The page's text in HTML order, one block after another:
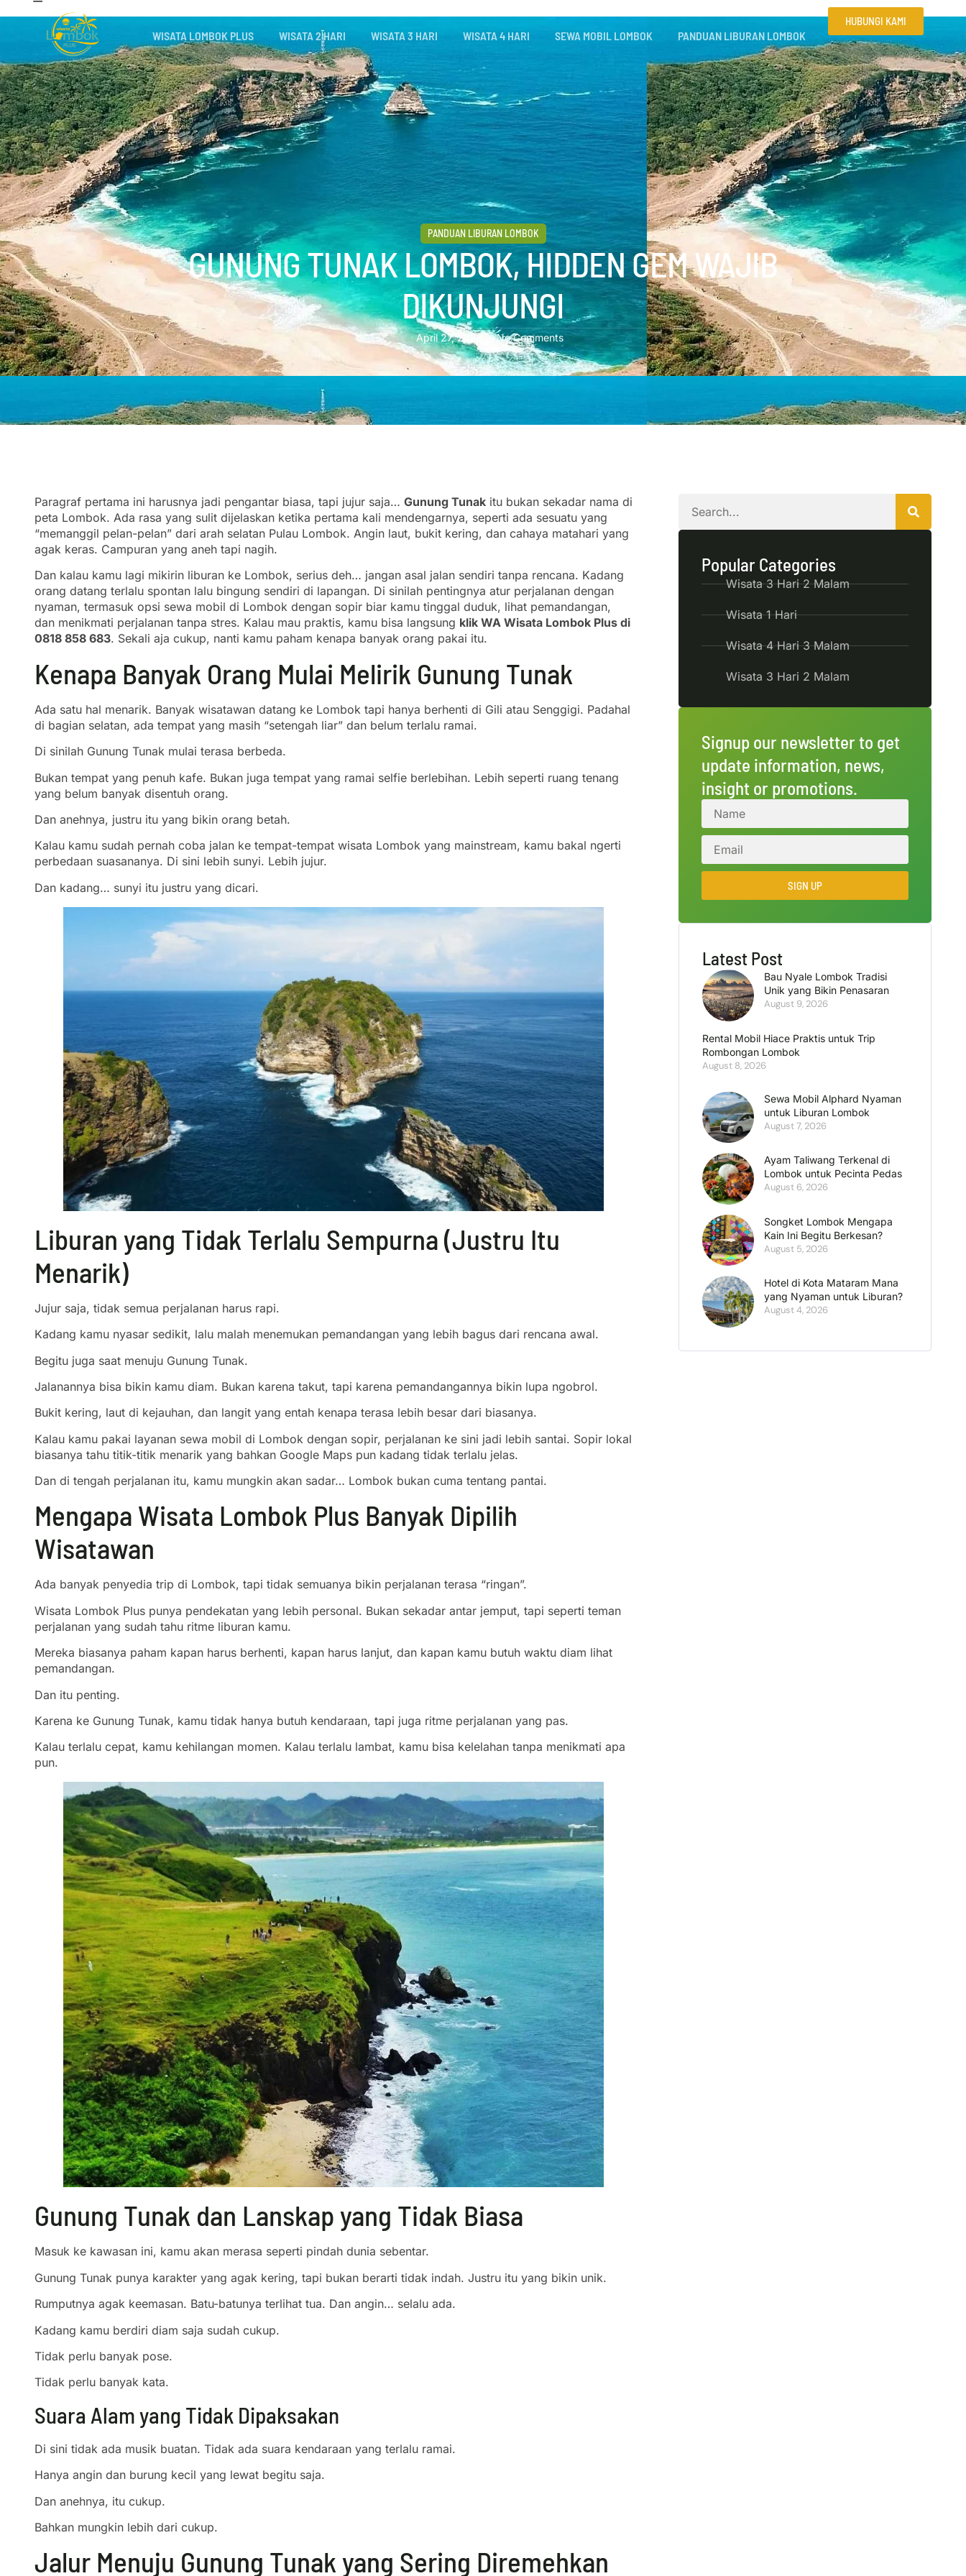
WISATA LOMBOK PLUS WISATA 2 HARI WISATA 3 HARI WISATA 4 HARI SEWA MOBIL LOMBOK PANDUAN LIBURAN LOMBOK
HUBUNGI KAMI
PANDUAN LIBURAN LOMBOK
GUNUNG TUNAK LOMBOK, HIDDEN GEM WAJIB
DIKUNJUNGI
April 27, 2026 No Comments
Paragraf pertama ini harusnya jadi pengantar biasa, tapi jujur saja… Gunung Tunak itu bukan sekadar nama di
peta Lombok. Ada rasa yang sulit dijelaskan ketika pertama kali mendengarnya, seperti ada sesuatu yang
“memanggil pelan-pelan” dari arah selatan Pulau Lombok. Angin laut, bukit kering, dan cahaya matahari yang
agak keras. Campuran yang aneh tapi nagih.
Dan kalau kamu lagi mikirin liburan ke Lombok, serius deh… jangan asal jalan sendiri tanpa rencana. Kadang
orang datang terlalu spontan lalu bingung sendiri di lapangan. Di sinilah pentingnya atur perjalanan dengan
nyaman, termasuk opsi sewa mobil di Lombok dengan sopir biar kamu tinggal duduk, lihat pemandangan,
dan menikmati perjalanan tanpa stres. Kalau mau praktis, kamu bisa langsung klik WA Wisata Lombok Plus di
0818 858 683. Sekali aja cukup, nanti kamu paham kenapa banyak orang pakai itu.
Kenapa Banyak Orang Mulai Melirik Gunung Tunak
Ada satu hal menarik. Banyak wisatawan datang ke Lombok tapi hanya berhenti di Gili atau Senggigi. Padahal
di bagian selatan, ada tempat yang masih “setengah liar” dan belum terlalu ramai.
Di sinilah Gunung Tunak mulai terasa berbeda.
Bukan tempat yang penuh kafe. Bukan juga tempat yang ramai selfie berlebihan. Lebih seperti ruang tenang
yang belum banyak disentuh orang.
Dan anehnya, justru itu yang bikin orang betah.
Kalau kamu sudah pernah coba jalan ke tempat-tempat wisata Lombok yang mainstream, kamu bakal ngerti
perbedaan suasananya. Di sini lebih sunyi. Lebih jujur.
Dan kadang… sunyi itu justru yang dicari.
Liburan yang Tidak Terlalu Sempurna (Justru Itu
Menarik)
Jujur saja, tidak semua perjalanan harus rapi.
Kadang kamu nyasar sedikit, lalu malah menemukan pemandangan yang lebih bagus dari rencana awal.
Begitu juga saat menuju Gunung Tunak.
Jalanannya bisa bikin kamu diam. Bukan karena takut, tapi karena pemandangannya bikin lupa ngobrol.
Bukit kering, laut di kejauhan, dan langit yang entah kenapa terasa lebih besar dari biasanya.
Kalau kamu pakai layanan sewa mobil di Lombok dengan sopir, perjalanan ke sini jadi lebih santai. Sopir lokal
biasanya tahu titik-titik menarik yang bahkan Google Maps pun kadang tidak terlalu jelas.
Dan di tengah perjalanan itu, kamu mungkin akan sadar… Lombok bukan cuma tentang pantai.
Mengapa Wisata Lombok Plus Banyak Dipilih
Wisatawan
Ada banyak penyedia trip di Lombok, tapi tidak semuanya bikin perjalanan terasa “ringan”.
Wisata Lombok Plus punya pendekatan yang lebih personal. Bukan sekadar antar jemput, tapi seperti teman
perjalanan yang sudah tahu ritme liburan kamu.
Mereka biasanya paham kapan harus berhenti, kapan harus lanjut, dan kapan kamu butuh waktu diam lihat
pemandangan.
Dan itu penting.
Karena ke Gunung Tunak, kamu tidak hanya butuh kendaraan, tapi juga ritme perjalanan yang pas.
Kalau terlalu cepat, kamu kehilangan momen. Kalau terlalu lambat, kamu bisa kelelahan tanpa menikmati apa
pun.
Gunung Tunak dan Lanskap yang Tidak Biasa
Masuk ke kawasan ini, kamu akan merasa seperti pindah dunia sebentar.
Gunung Tunak punya karakter yang agak kering, tapi bukan berarti tidak indah. Justru itu yang bikin unik.
Rumputnya agak keemasan. Batu-batunya terlihat tua. Dan angin… selalu ada.
Kadang kamu berdiri diam saja sudah cukup.
Tidak perlu banyak pose.
Tidak perlu banyak kata.
Suara Alam yang Tidak Dipaksakan
Di sini tidak ada musik buatan. Tidak ada suara kendaraan yang terlalu ramai.
Hanya angin dan burung kecil yang lewat begitu saja.
Dan anehnya, itu cukup.
Bahkan mungkin lebih dari cukup.
Jalur Menuju Gunung Tunak yang Sering Diremehkan
Popular Categories
Wisata 3 Hari 2 Malam
Wisata 1 Hari
Wisata 4 Hari 3 Malam
Wisata 3 Hari 2 Malam
Signup our newsletter to get
update information, news,
insight or promotions.
SIGN UP
Latest Post
Bau Nyale Lombok Tradisi
Unik yang Bikin Penasaran
August 9, 2026
Rental Mobil Hiace Praktis untuk Trip
Rombongan Lombok
August 8, 2026
Sewa Mobil Alphard Nyaman
untuk Liburan Lombok
August 7, 2026
Ayam Taliwang Terkenal di
Lombok untuk Pecinta Pedas
August 6, 2026
Songket Lombok Mengapa
Kain Ini Begitu Berkesan?
August 5, 2026
Hotel di Kota Mataram Mana
yang Nyaman untuk Liburan?
August 4, 2026